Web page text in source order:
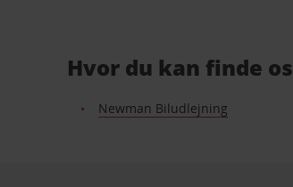
Hvor du kan finde os
Newman Biludlejning